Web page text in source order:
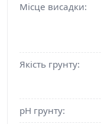
Місце висадки:
Якість грунту:
pH грунту: